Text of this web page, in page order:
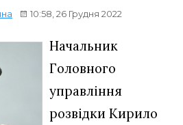
10:58, 26 Грудня 2022
Начальник
Головного
управління
розвідки Кирило